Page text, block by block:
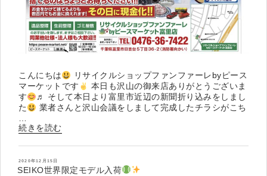
こんにちは
リサイクルショップファンファーレbyピース
マーケットです
本日も沢山の御来店ありがとうございま
す
♬ そして本日より富里市近辺の新聞折り込みをしまし
た
業者さんと沢山会議をしまして完成したチラシがこち
…
“本
よ
り
続きを読む
投
日:
2020年12月15日
SEIKO世界限定モデル入荷